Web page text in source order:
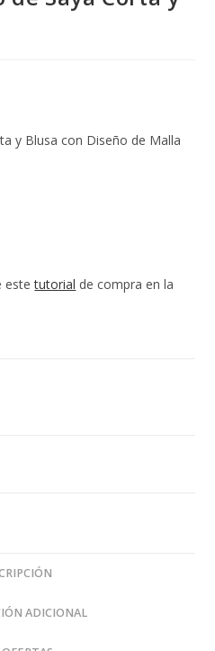
y Blusa con Diseño de Malla
estetutorial de compra en la
ADICIONAL